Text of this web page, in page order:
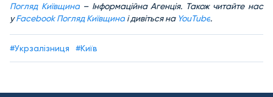
Погляд Київщина– Інформаційна Агенція. Також читайте нас
уFacebook Погляд Київщина і дивіться на YouTube.
#Укрзалізниця #Київ